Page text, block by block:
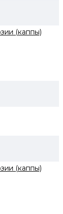
(каппы)
(каппы)